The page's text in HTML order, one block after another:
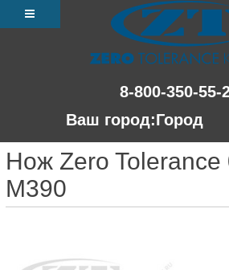
8-800-350-55-
Ваш город:Город
Нож Zero Tolerance
M390